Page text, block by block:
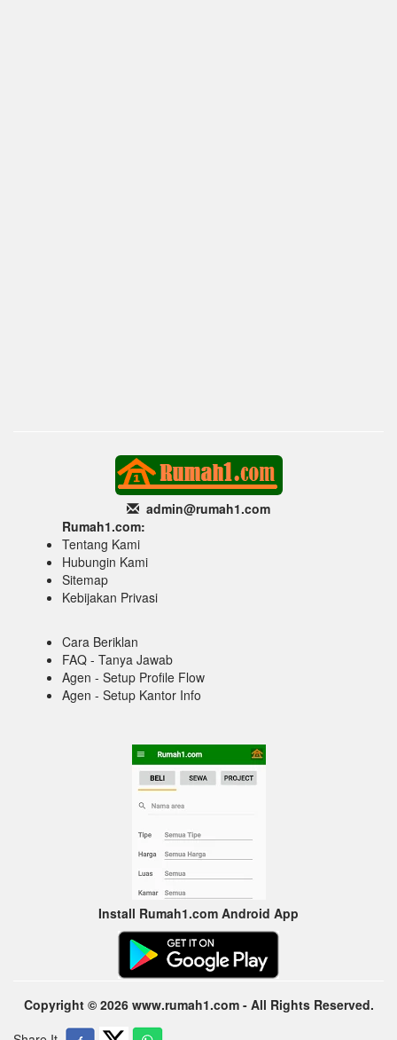
admin@rumah1.com
Rumah1.com:
Tentang Kami
Hubungin Kami
Sitemap
Kebijakan Privasi
Cara Beriklan
FAQ - Tanya Jawab
Agen - Setup Profile Flow
Agen - Setup Kantor Info
Install Rumah1.com Android App
Copyright © 2026 www.rumah1.com - All Rights Reserved.